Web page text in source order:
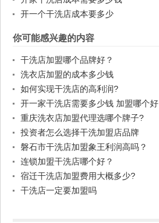
开一个干洗店成本要多少
你可能感兴趣的内容
干洗店加盟哪个品牌好？
洗衣店加盟的成本多少钱
如何实现干洗店的高利润?
开一家干洗店需要多少钱 加盟哪个好
重庆洗衣店加盟代理选哪个牌子?
投资者怎么选择干洗加盟店品牌
磐石市干洗店加盟象王利润高吗？
连锁加盟干洗店哪个好？
宿迁干洗店加盟费用大概多少?
干洗店一定要加盟吗